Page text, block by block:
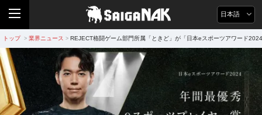
日本語
トップ > 業界ニュース > REJECT格闘ゲーム部門所属「ときど」が「日本eスポーツアワード